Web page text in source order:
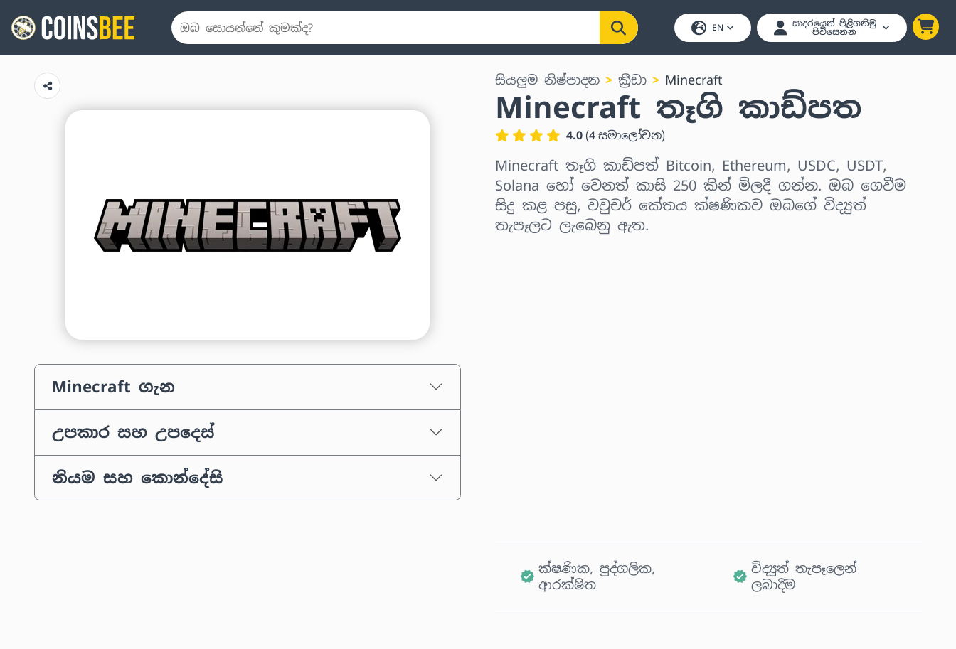
EN සාදරයෙන් පිළිගනිමු
පිවිසෙන්න
Minecraft ගැන
උපකාර සහ උපදෙස්
නියම සහ කොන්දේසි
සියලුම නිෂ්පාදන ක්‍රීඩා Minecraft
Minecraft තෑගි කාඩ්පත
4.0 (4සමාලෝචන)
Minecraft තෑගි කාඩ්පත් Bitcoin, Ethereum, USDC, USDT,
Solana හෝ වෙනත් කාසි 250 කින් මිලදී ගන්න. ඔබ ගෙවීම
සිදු කළ පසු, වවුචර් කේතය ක්ෂණිකව ඔබගේ විද්‍යුත්
තැපෑලට ලැබෙනු ඇත.
ක්ෂණික, පුද්ගලික,
ආරක්ෂිත
විද්‍යුත් තැපෑලෙන්
ලබාදීම